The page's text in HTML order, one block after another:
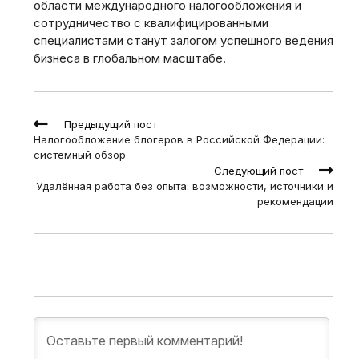
области международного налогообложения и
сотрудничество с квалифицированными
специалистами станут залогом успешного ведения
бизнеса в глобальном масштабе.
Read
more
articles
Предыдущий пост
Налогообложение блогеров в Российской Федерации:
системный обзор
Следующий пост
Удалённая работа без опыта: возможности, источники и
рекомендации